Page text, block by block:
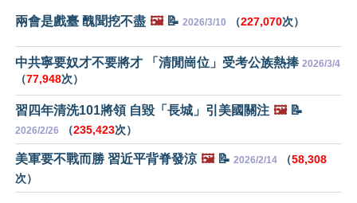
兩會是戲臺 醜聞挖不盡 🖼️📝 2026/3/10 （227,070次）
中共寧要奴才不要將才 「清閒崗位」受考公族熱捧 2026/3/4
（77,948次）
習四年清洗101將領 自毀「長城」引美國關注 🖼️📝
2026/2/26 （235,423次）
美軍要不戰而勝 習近平背脊發涼 🖼️📝 2026/2/14 （58,308
次）